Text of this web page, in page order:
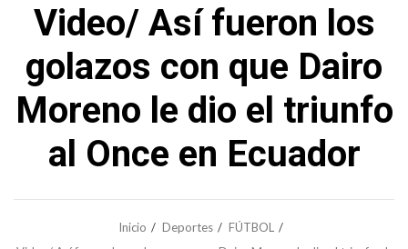
Video/ Así fueron los
golazos con que Dairo
Moreno le dio el triunfo
al Once en Ecuador
Inicio Deportes
FÚTBOL